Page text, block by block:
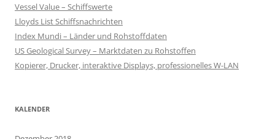
Vessel Value – Schiffswerte
Lloyds List Schiffsnachrichten
Index Mundi – Länder und Rohstoffdaten
US Geological Survey – Marktdaten zu Rohstoffen
Kopierer, Drucker, interaktive Displays, professionelles W-LAN
KALENDER